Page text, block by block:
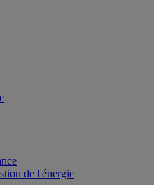
de l'énergie